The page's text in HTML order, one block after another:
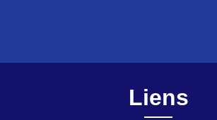
Liens